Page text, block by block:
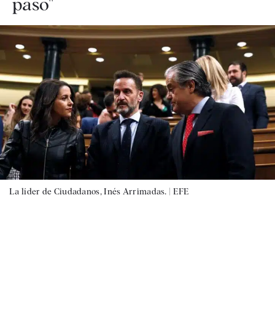
La líder de Ciudadanos, Inés Arrimadas. | EFE